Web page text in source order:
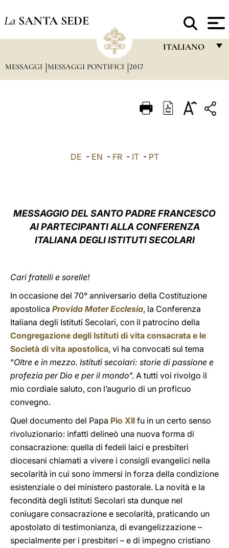
La SANTA SEDE
ITALIANO
ITALIANO
中文
LATINE
MESSAGGI MESSAGGI PONTIFICI 2017
DE - EN - FR- IT- PT
MESSAGGIO DEL SANTO PADRE FRANCESCO
AI PARTECIPANTI ALLA CONFERENZA
ITALIANA DEGLI ISTITUTI SECOLARI
Cari fratelli e sorelle!
In occasione del 70° anniversario della Costituzione
apostolica Provida Mater Ecclesia, la Conferenza
Italiana degli Istituti Secolari, con il patrocino della
Congregazione degli Istituti di vita consacrata e le
Società di vita apostolica, vi ha convocati sul tema
“Oltre e in mezzo. Istituti secolari: storie di passione e
profezia per Dio e per il mondo”. A tutti voi rivolgo il
mio cordiale saluto, con l’augurio di un proficuo
convegno.
Quel documento del Papa Pio XII fu in un certo senso
rivoluzionario: infatti delineò una nuova forma di
consacrazione: quella di fedeli laici e presbiteri
diocesani chiamati a vivere i consigli evangelici nella
secolarità in cui sono immersi in forza della condizione
esistenziale o del ministero pastorale. La novità e la
fecondità degli Istituti Secolari sta dunque nel
coniugare consacrazione e secolarità, praticando un
apostolato di testimonianza, di evangelizzazione –
specialmente per i presbiteri – e di impegno cristiano